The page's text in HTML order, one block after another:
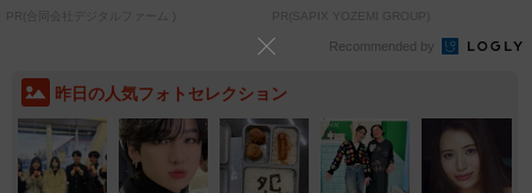
PR(合同会社デジタルファーム ) PR(SAPIX YOZEMI GROUP)
Recommended by
昨日の人気フォトセレクション